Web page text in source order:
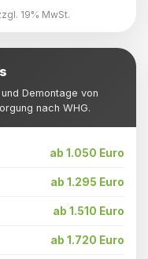
19% MwSt.
Demontage von
nach WHG.
ab 1.050 Euro
ab 1.295 Euro
ab 1.510 Euro
ab 1.720 Euro